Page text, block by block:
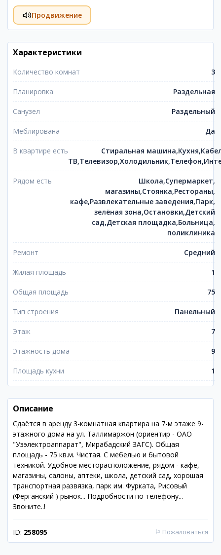
Продвижение
Характеристики
Количество комнат 3
Планировка Раздельная
Санузел Раздельный
Меблирована Да
В квартире есть
Стиральная
Рядом есть
Школа,Супермаркет,
магазины,Стоянка,Рестораны,
кафе,Развлекательные заведения,Парк,
зелёная зона,Остановки,Детский
сад,Детская площадка,Больница,
поликлиника
Ремонт Средний
Жилая площадь 1
Общая площадь 75
Тип строения Панельный
Этаж 7
Этажность дома 9
Площадь кухни 1
Описание
Сдаётся в аренду 3-комнатная квартира на 7-м этаже 9-
этажного дома на ул. Таллимаржон (ориентир - ОАО
"Узэлектроаппарат", Мирабадский ЗАГС). Общая
площадь - 75 кв.м. Чистая. С мебелью и бытовой
техникой. Удобное месторасположение, рядом - кафе,
магазины, салоны, аптеки, школа, детский сад, хорошая
транспортная развязка, парк им. Фурката, Рисовый
(Ферганский ) рынок... Подробности по телефону...
Звоните..!
ID: 258095 ⚐ Пожаловаться